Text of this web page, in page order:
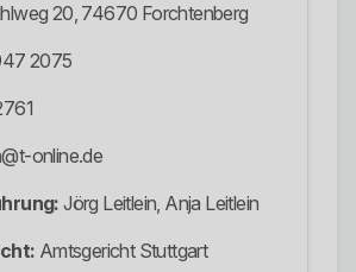
20, 74670 Forchtenberg
2075
online.de
Jörg Leitlein, Anja Leitlein
Amtsgericht Stuttgart